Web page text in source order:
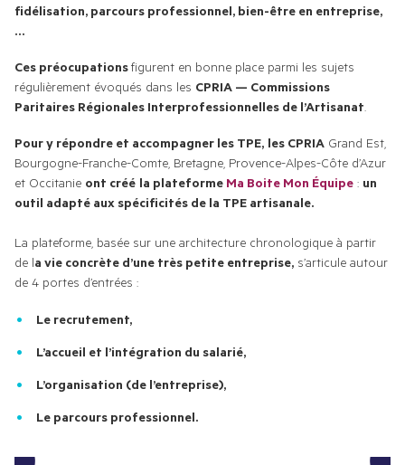
fidélisation, parcours professionnel, bien-être en entreprise,
…
Ces préocupations figurent en bonne place parmi les sujets
régulièrement évoqués dans les CPRIA — Commissions
Paritaires Régionales Interprofessionnelles de l’Artisanat
Pour y répondre et accompagner les TPE, les CPRIA Grand Est,
Bourgogne-Franche-Comte, Bretagne, Provence-Alpes-Côte d’Azur
et Occitanie ont créé la plateforme Ma Boite Mon Équipe : un
outil adapté aux spécificités de la TPE artisanale.
La plateforme, basée sur une architecture chronologique à partir
de la vie concrète d’une très petite entreprise, s’articule autour
de 4 portes d’entrées :
Le recrutement,
L’accueil et l’intégration du salarié,
L’organisation (de l’entreprise),
Le parcours professionnel.